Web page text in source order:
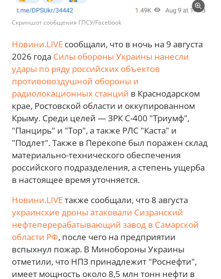
Скриншот сообщения ГПСУ/Facebook
Новини.LIVE сообщали, что в ночь на 9 августа
2026 года Силы обороны Украины нанесли
удары по ряду российских объектов
противовоздушной обороны и
радиолокационных станций в Краснодарском
крае, Ростовской области и оккупированном
Крыму. Среди целей — ЗРК С-400 "Триумф",
"Панцирь" и "Тор", а также РЛС "Каста" и
"Подлет". Также в Перекопе был поражен склад
материально-технического обеспечения
российского подразделения, а степень ущерба
в настоящее время уточняется.
Новини.LIVEтакже сообщали, что 8 августа
украинские дроны атаковали Сизранский
нефтеперерабатывающий завод в Самарской
области РФ, после чего на предприятии
вспыхнул пожар. В Минобороны Украины
отметили, что НПЗ принадлежит "Роснефти",
имеет мощность около 8,5 млн тонн нефти в